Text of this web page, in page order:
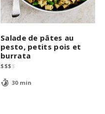
Salade de pâtes au
pesto, petits pois et
burrata
$$$ $
30 min